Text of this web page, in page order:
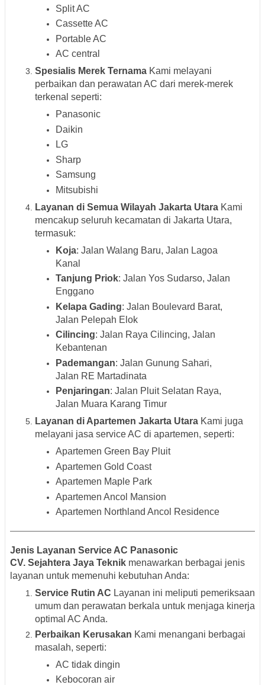
Split AC
Cassette AC
Portable AC
AC central
Spesialis Merek Ternama Kami melayani
perbaikan dan perawatan AC dari merek-merek
terkenal seperti:
Panasonic
Daikin
LG
Sharp
Samsung
Mitsubishi
Layanan di Semua Wilayah Jakarta Utara Kami
mencakup seluruh kecamatan di Jakarta Utara,
termasuk:
Koja: Jalan Walang Baru, Jalan Lagoa
Kanal
Tanjung Priok: Jalan Yos Sudarso, Jalan
Enggano
Kelapa Gading: Jalan Boulevard Barat,
Jalan Pelepah Elok
Cilincing: Jalan Raya Cilincing, Jalan
Kebantenan
Pademangan: Jalan Gunung Sahari,
Jalan RE Martadinata
Penjaringan: Jalan Pluit Selatan Raya,
Jalan Muara Karang Timur
Layanan di Apartemen Jakarta Utara Kami juga
melayani jasa service AC di apartemen, seperti:
Apartemen Green Bay Pluit
Apartemen Gold Coast
Apartemen Maple Park
Apartemen Ancol Mansion
Apartemen Northland Ancol Residence
Jenis Layanan Service AC Panasonic
CV. Sejahtera Jaya Teknik menawarkan berbagai jenis
layanan untuk memenuhi kebutuhan Anda:
Service Rutin AC Layanan ini meliputi pemeriksaan
umum dan perawatan berkala untuk menjaga kinerja
optimal AC Anda.
Perbaikan Kerusakan Kami menangani berbagai
masalah, seperti:
AC tidak dingin
Kebocoran air